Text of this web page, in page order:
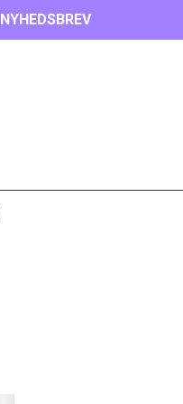
NYHEDSBREV